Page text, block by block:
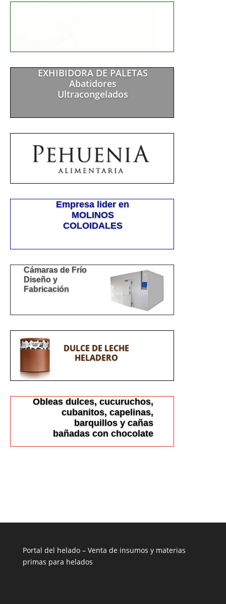
EXHIBIDORA DE PALETAS
Abatidores
Ultracongelados
Empresa lider en
MOLINOS
COLOIDALES
Cámaras de Frío
Diseño y
Fabricación
DULCE DE LECHE
HELADERO
Obleas dulces, cucuruchos,
cubanitos, capelinas,
barquillos y cañas
bañadas con chocolate
Portal del helado – Venta de insumos y materias
primas para helados